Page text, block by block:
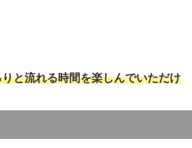
と流れる時間を楽しんでいただけ